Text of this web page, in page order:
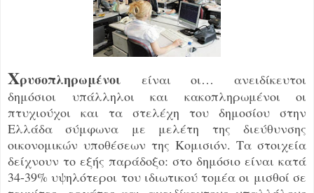
Χρυσοπληρωμένοι είναι οι… ανειδίκευτοι
δημόσιοι υπάλληλοι και κακοπληρωμένοι οι
πτυχιούχοι και τα στελέχη του δημοσίου στην
Ελλάδα σύμφωνα με μελέτη της διεύθυνσης
οικονομικών υποθέσεων της Κομισιόν. Τα στοιχεία
δείχνουν το εξής παράδοξο: στο δημόσιο είναι κατά
34-39% υψηλότεροι του ιδιωτικού τομέα οι μισθοί σε